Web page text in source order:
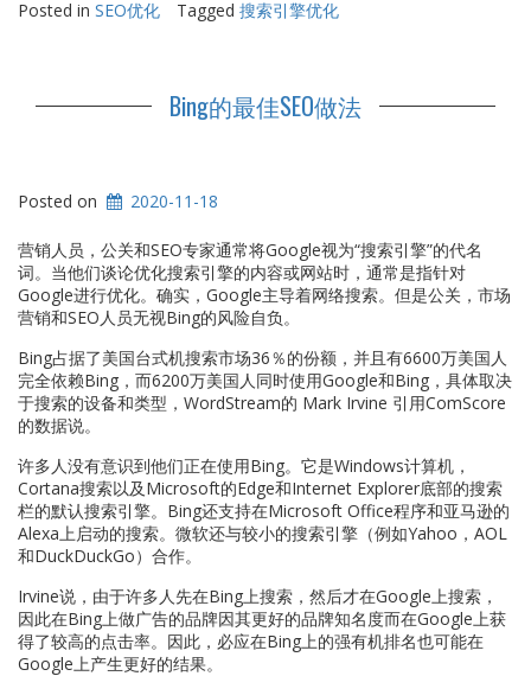
Posted in SEO优化 Tagged 搜索引擎优化
Bing的最佳SEO做法
Posted on 2020-11-18
营销人员，公关和SEO专家通常将Google视为“搜索引擎”的代名
词。当他们谈论优化搜索引擎的内容或网站时，通常是指针对
Google进行优化。确实，Google主导着网络搜索。但是公关，市场
营销和SEO人员无视Bing的风险自负。
Bing占据了美国台式机搜索市场36％的份额，并且有6600万美国人
完全依赖Bing，而6200万美国人同时使用Google和Bing，具体取决
于搜索的设备和类型，WordStream的 Mark Irvine 引用ComScore
的数据说。
许多人没有意识到他们正在使用Bing。它是Windows计算机，
Cortana搜索以及Microsoft的Edge和Internet Explorer底部的搜索
栏的默认搜索引擎。Bing还支持在Microsoft Office程序和亚马逊的
Alexa上启动的搜索。微软还与较小的搜索引擎（例如Yahoo，AOL
和DuckDuckGo）合作。
Irvine说，由于许多人先在Bing上搜索，然后才在Google上搜索，
因此在Bing上做广告的品牌因其更好的品牌知名度而在Google上获
得了较高的点击率。因此，必应在Bing上的强有机排名也可能在
Google上产生更好的结果。